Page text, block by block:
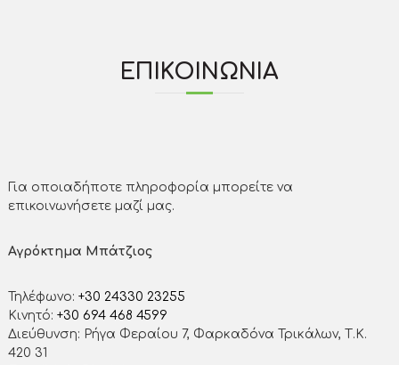
ΕΠΙΚΟΙΝΩΝΊΑ
Για οποιαδήποτε πληροφορία μπορείτε να
επικοινωνήσετε μαζί μας.
Αγρόκτημα Μπάτζιος
Τηλέφωνο: +30 24330 23255
Κινητό: +30 694 468 4599
Διεύθυνση: Ρήγα Φεραίου 7, Φαρκαδόνα Τρικάλων, Τ.Κ.
420 31